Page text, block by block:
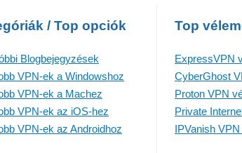
/ Top opciók
Blogbejegyzések
VPN-ek a Windowshoz
VPN-ek a Machez
VPN-ek az iOS-hez
VPN-ek az Androidhoz
Top
ExpressVPN
CyberGhost
Proton VPN
Private
IPVanish